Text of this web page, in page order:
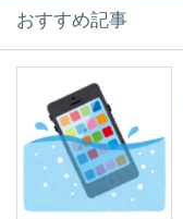
おすすめ記事